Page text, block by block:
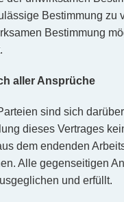
Bestimmung zu
Bestimmung
aller Ansprüche
sind sich
dieses Vertrages
dem endenden
Alle gegenseitigen
und erfüllt.